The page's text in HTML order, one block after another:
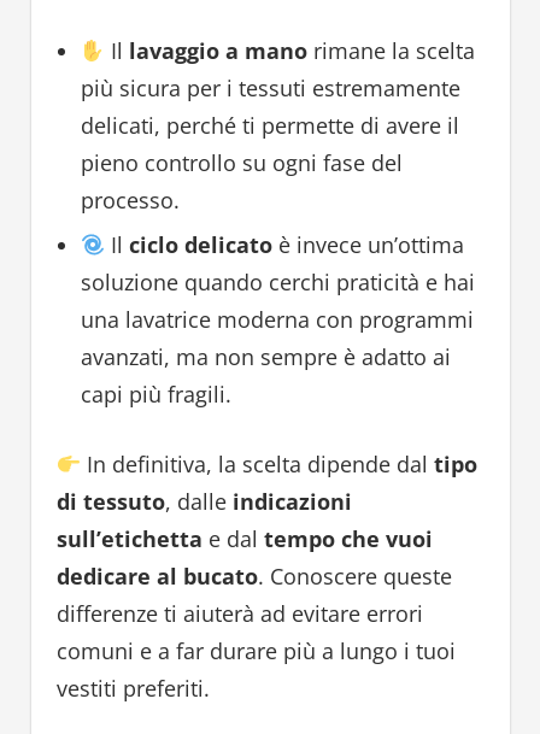
Il lavaggio a mano rimane la scelta
più sicura per i tessuti estremamente
delicati, perché ti permette di avere il
pieno controllo su ogni fase del
processo.
Ilciclo delicato è invece un’ottima
soluzione quando cerchi praticità e hai
una lavatrice moderna con programmi
avanzati, ma non sempre è adatto ai
capi più fragili.
In definitiva, la scelta dipende daltipo
di tessuto, dalle indicazioni
sull’etichetta e dal tempo che vuoi
dedicare al bucato. Conoscere queste
differenze ti aiuterà ad evitare errori
comuni e a far durare più a lungo i tuoi
vestiti preferiti.